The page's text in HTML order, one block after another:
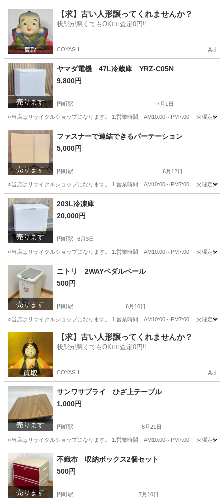
京都市 円町駅 キッチン家電
【求】古い人形譲ってくれませんか？
状態が悪くてもOK🙆‍♀️査定0円‼️
COYASH Ad
売ります
ヤマダ電機 47L冷蔵庫 YRZ-C05N
9,800円
円町駅 7月1日
○当店はリサイクルショップになります。 1.営業時間 AM10:00～PM7:00 火曜定休
京都 京都市 キッチン家電
売ります
ファスナーで連結できるパーテーション
5,000円
円町駅 6月12日
○当店はリサイクルショップになります。 1.営業時間 AM10:00～PM7:00 火曜定休
京都 京都市 円町駅 オフィス用家具
売ります
203L冷凍庫
20,000円
円町駅 6月3日
○当店はリサイクルショップになります。 1.営業時間 AM10:00～PM7:00 火曜定休
京都 京都市 円町駅 キッチン家電
売ります
ニトリ 2WAYペダルペール
500円
円町駅 6月10日
○当店はリサイクルショップになります。 1.営業時間 AM10:00～PM7:00 火曜定休
円町駅 インテリア雑貨/小物
【求】古い人形譲ってくれませんか？
状態が悪くてもOK🙆‍♀️査定0円‼️
COYASH Ad
売ります
サンワサプライ ひざ上テーブル
1,000円
円町駅 6月21日
○当店はリサイクルショップになります。 1.営業時間 AM10:00～PM7:00 火曜定休
京都 京都市 円町駅 周辺機器
売ります
不織布 収納ボックス2個セット
500円
円町駅 7月10日